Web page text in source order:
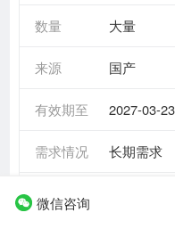
数量 大量
来源 国产
有效期至 2027-03-23
需求情况 长期需求
所在地区
微信咨询